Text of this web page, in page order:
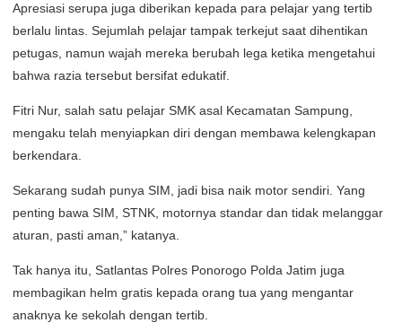
Apresiasi serupa juga diberikan kepada para pelajar yang tertib
berlalu lintas. Sejumlah pelajar tampak terkejut saat dihentikan
petugas, namun wajah mereka berubah lega ketika mengetahui
bahwa razia tersebut bersifat edukatif.
Fitri Nur, salah satu pelajar SMK asal Kecamatan Sampung,
mengaku telah menyiapkan diri dengan membawa kelengkapan
berkendara.
Sekarang sudah punya SIM, jadi bisa naik motor sendiri. Yang
penting bawa SIM, STNK, motornya standar dan tidak melanggar
aturan, pasti aman,” katanya.
Tak hanya itu, Satlantas Polres Ponorogo Polda Jatim juga
membagikan helm gratis kepada orang tua yang mengantar
anaknya ke sekolah dengan tertib.